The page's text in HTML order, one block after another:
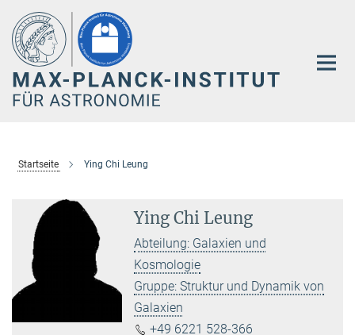
Hauptinhalt
Startseite Ying Chi Leung
Ying Chi Leung
Abteilung: Galaxien und
Kosmologie
Gruppe: Struktur und Dynamik von
Galaxien
+49 6221 528-366